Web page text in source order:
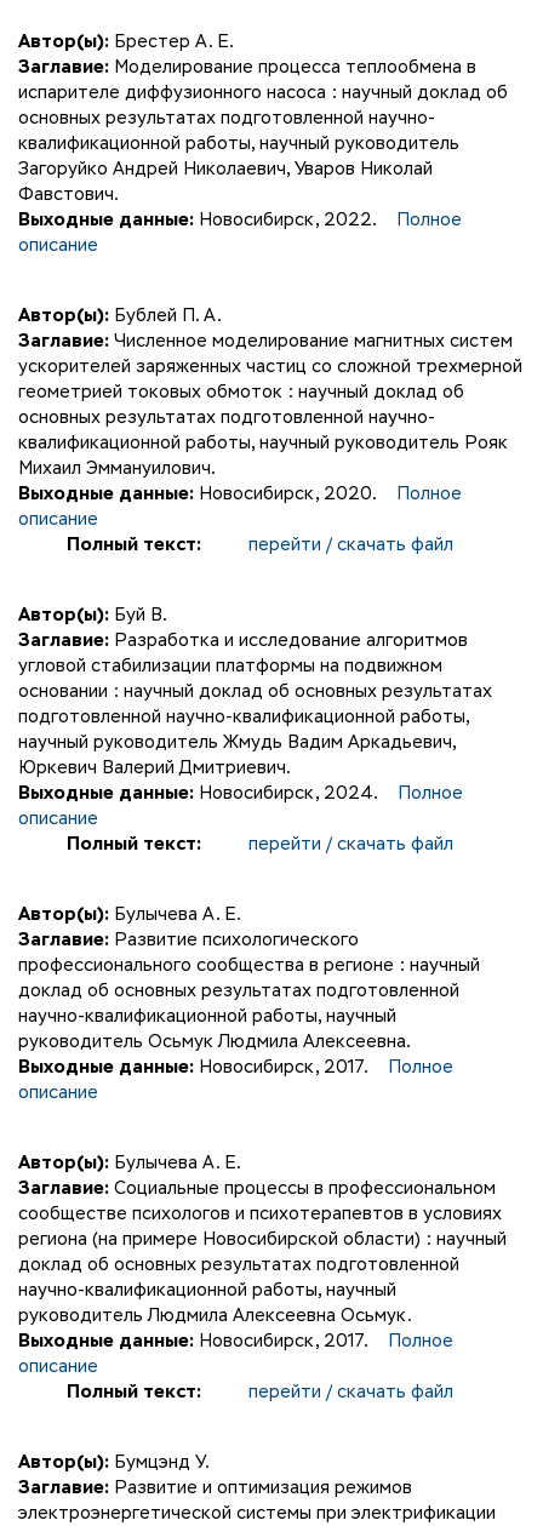
Автор(ы): Брестер А. Е.
Заглавие: Моделирование процесса теплообмена в
испарителе диффузионного насоса : научный доклад об
основных результатах подготовленной научно-
квалификационной работы, научный руководитель
Загоруйко Андрей Николаевич, Уваров Николай
Фавстович.
Выходные данные: Новосибирск, 2022.
Полное
описание
Автор(ы): Бублей П. А.
Заглавие: Численное моделирование магнитных систем
ускорителей заряженных частиц со сложной трехмерной
геометрией токовых обмоток : научный доклад об
основных результатах подготовленной научно-
квалификационной работы, научный руководитель Рояк
Михаил Эммануилович.
Выходные данные: Новосибирск, 2020.
Полное
описание
Полный текст:
перейти / скачать файл
Автор(ы): Буй В.
Заглавие: Разработка и исследование алгоритмов
угловой стабилизации платформы на подвижном
основании : научный доклад об основных результатах
подготовленной научно-квалификационной работы,
научный руководитель Жмудь Вадим Аркадьевич,
Юркевич Валерий Дмитриевич.
Выходные данные: Новосибирск, 2024.
Полное
описание
Полный текст:
перейти / скачать файл
Автор(ы): Булычева А. Е.
Заглавие: Развитие психологического
профессионального сообщества в регионе : научный
доклад об основных результатах подготовленной
научно-квалификационной работы, научный
руководитель Осьмук Людмила Алексеевна.
Выходные данные: Новосибирск, 2017.
Полное
описание
Автор(ы): Булычева А. Е.
Заглавие: Социальные процессы в профессиональном
сообществе психологов и психотерапевтов в условиях
региона (на примере Новосибирской области) : научный
доклад об основных результатах подготовленной
научно-квалификационной работы, научный
руководитель Людмила Алексеевна Осьмук.
Выходные данные: Новосибирск, 2017.
Полное
описание
Полный текст:
перейти / скачать файл
Автор(ы): Бумцэнд У.
Заглавие: Развитие и оптимизация режимов
электроэнергетической системы при электрификации